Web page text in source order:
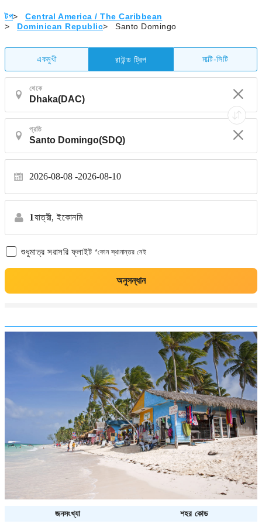
টপ>
Central America / The Caribbean
>
Dominican Republic> Santo Domingo
একমুখী রাউন্ড ট্রিপ মাল্টি-সিটি
থেকে
প্রতি
2026-08-08 2026-08-10
1যাত্রী, ইকোনমি
শুধুমাত্র সরাসরি ফ্লাইট *কোন স্থানান্তর নেই
অনুসন্ধান
জনসংখ্যা শহর কোড